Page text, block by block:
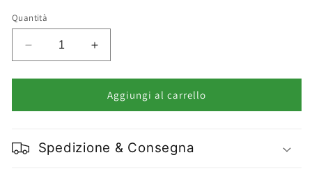
Quantità
Diminuisci
quantità
per
Gabrielli
Uomo
Aumenta
quantità
per
Nazareno
Gabrielli
Uomo
Aggiungi al carrello
Spedizione & Consegna